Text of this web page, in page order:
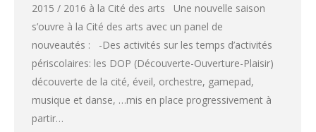
2015 / 2016 à la Cité des arts Une nouvelle saison
s’ouvre à la Cité des arts avec un panel de
nouveautés : -Des activités sur les temps d’activités
périscolaires: les DOP (Découverte-Ouverture-Plaisir)
découverte de la cité, éveil, orchestre, gamepad,
musique et danse, …mis en place progressivement à
partir…